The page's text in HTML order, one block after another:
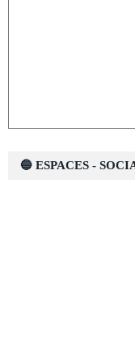
🔵 ESPACES -